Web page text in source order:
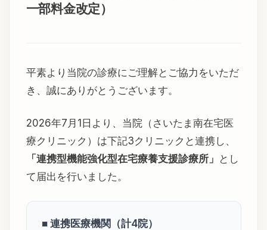
一部料金改定）
平素より当院の診療にご理解とご協力をいただ
き、誠にありがとうございます。
2026年7月1日より、当院（さいたま南在宅医
療クリニック）は下記3クリニックと連携し、
「連携型機能強化型在宅療養支援診療所」 とし
て届出を行いました。
■ 連携医療機関（計4院）